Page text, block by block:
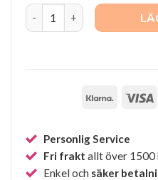
String Hall F quantity
Personlig Service
Fri frakt allt över 1500
Enkel och säker